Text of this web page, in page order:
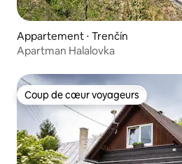
Appartement ⋅ Trenčín
Apartman Halalovka
Coup de cœur voyageurs
Coup de cœur voyageurs